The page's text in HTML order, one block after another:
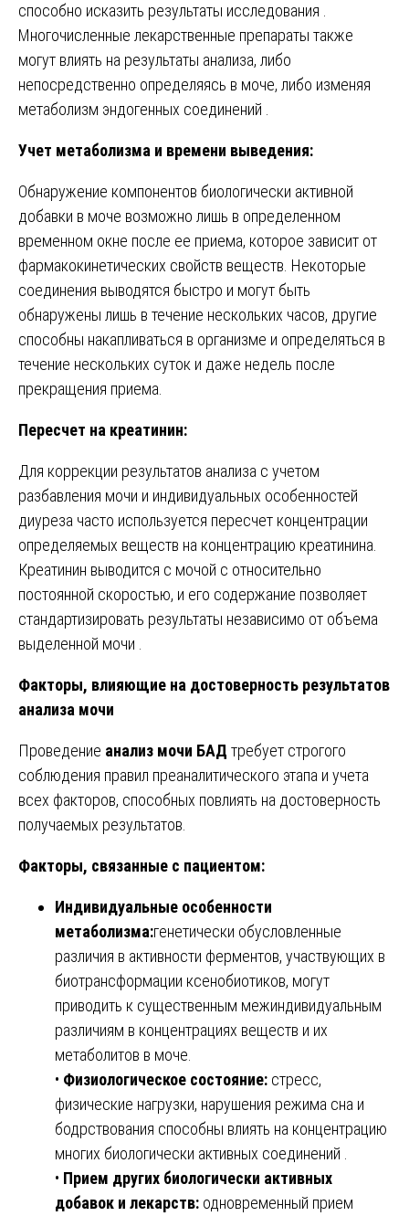
способно исказить результаты исследования .
Многочисленные лекарственные препараты также
могут влиять на результаты анализа, либо
непосредственно определяясь в моче, либо изменяя
метаболизм эндогенных соединений .
Учет метаболизма и времени выведения:
Обнаружение компонентов биологически активной
добавки в моче возможно лишь в определенном
временном окне после ее приема, которое зависит от
фармакокинетических свойств веществ. Некоторые
соединения выводятся быстро и могут быть
обнаружены лишь в течение нескольких часов, другие
способны накапливаться в организме и определяться в
течение нескольких суток и даже недель после
прекращения приема.
Пересчет на креатинин:
Для коррекции результатов анализа с учетом
разбавления мочи и индивидуальных особенностей
диуреза часто используется пересчет концентрации
определяемых веществ на концентрацию креатинина.
Креатинин выводится с мочой с относительно
постоянной скоростью, и его содержание позволяет
стандартизировать результаты независимо от объема
выделенной мочи .
Факторы, влияющие на достоверность результатов
анализа мочи
Проведение анализ мочи БАД требует строгого
соблюдения правил преаналитического этапа и учета
всех факторов, способных повлиять на достоверность
получаемых результатов.
Факторы, связанные с пациентом:
Индивидуальные особенности
метаболизма:генетически обусловленные
различия в активности ферментов, участвующих в
биотрансформации ксенобиотиков, могут
приводить к существенным межиндивидуальным
различиям в концентрациях веществ и их
метаболитов в моче.
• Физиологическое состояние: стресс,
физические нагрузки, нарушения режима сна и
бодрствования способны влиять на концентрацию
многих биологически активных соединений .
• Прием других биологически активных
добавок и лекарств: одновременный прием